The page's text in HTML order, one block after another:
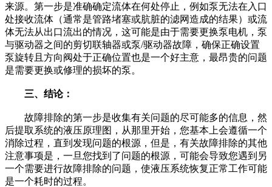
来源。第一步是准确确定流体在何处停止，例如泵无法在入口
处接收流体（通常是管路堵塞或肮脏的滤网造成的结果）或流
体无法从出口流出的情况，这可能是由于需要更换泵电机，泵
与驱动器之间的剪切联轴器或泵/驱动器故障，确保正确设置
泵旋转且方向阀处于正确位置也是一个好主意，最昂贵的问题
是需要更换或修理的损坏的泵。
三、结论：
故障排除的第一步是收集有关问题的尽可能多的信息，然
后提取系统的液压原理图，从那里开始，您基本上会遵循一个
消除过程，直到发现问题的根源，但是，有关故障排除的其他
注意事项是，一旦您找到了问题的根源，可能会导致您遇到另
一个需要进行故障排除的问题，使液压系统恢复正常工作可能
是一个耗时的过程。